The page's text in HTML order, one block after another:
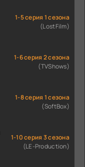
1-5 серия 1 сезона
(LostFilm)
1-6 серия 2 сезона
(TVShows)
1-8 серия 1 сезона
(SoftBox)
1-10 серия 3 сезона
(LE-Production)